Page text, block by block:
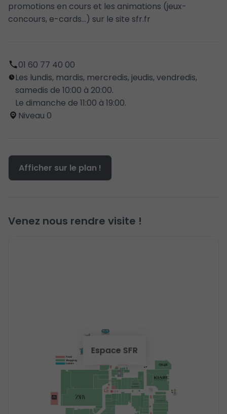
promotions en cours et les animations (jeux-
concours, e-cards...) sur le site sfr.fr
01 60 77 40 00
Les lundis, mardis, mercredis, jeudis, vendredis,
samedis de 10:00 à 20:00.
Le dimanche de 11:00 à 19:00.
Niveau 0
Afficher sur le plan !
Venez nous rendre visite !
Food
Shopping
Loisirs
Espace SFR